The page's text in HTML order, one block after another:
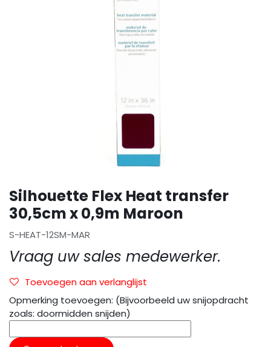
Silhouette Flex Heat transfer
30,5cm x 0,9m Maroon
S-HEAT-12SM-MAR
Vraag uw sales medewerker.
Toevoegen aan verlanglijst
Opmerking toevoegen: (Bijvoorbeeld uw snijopdracht
zoals: doormidden snijden)